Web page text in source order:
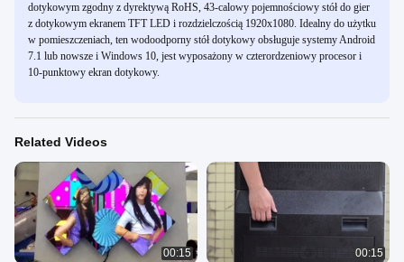
dotykowym zgodny z dyrektywą RoHS, 43-calowy pojemnościowy stół do gier
z dotykowym ekranem TFT LED i rozdzielczością 1920x1080. Idealny do użytku
w pomieszczeniach, ten wodoodporny stół dotykowy obsługuje systemy Android
7.1 lub nowsze i Windows 10, jest wyposażony w czterordzeniowy procesor i
10-punktowy ekran dotykowy.
Related Videos
00:15 00:15